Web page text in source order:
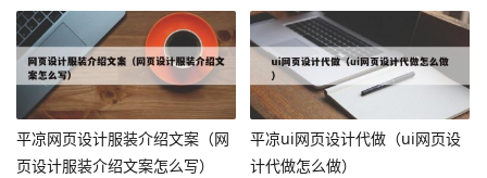
平凉网页设计服装介绍文案（网
页设计服装介绍文案怎么写）
平凉ui网页设计代做（ui网页设
计代做怎么做）